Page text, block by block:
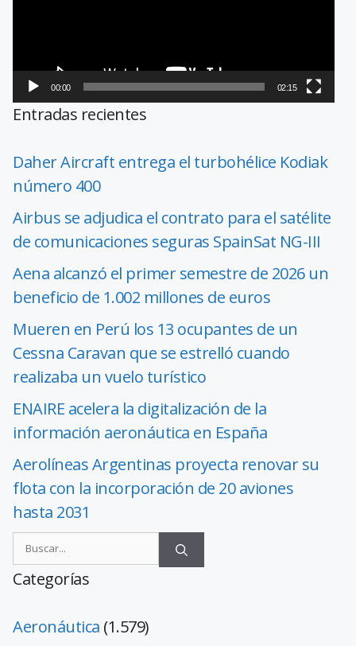
00:00 02:15
Entradas recientes
Daher Aircraft entrega el turbohélice Kodiak
número 400
Airbus se adjudica el contrato para el satélite
de comunicaciones seguras SpainSat NG-III
Aena alcanzó el primer semestre de 2026 un
beneficio de 1.002 millones de euros
Mueren en Perú los 13 ocupantes de un
Cessna Caravan que se estrelló cuando
realizaba un vuelo turístico
ENAIRE acelera la digitalización de la
información aeronáutica en España
Aerolíneas Argentinas proyecta renovar su
flota con la incorporación de 20 aviones
hasta 2031
Categorías
Aeronáutica (1.579)